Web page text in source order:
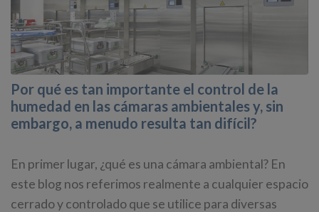
Por qué es tan importante el control de la
humedad en las cámaras ambientales y, sin
embargo, a menudo resulta tan difícil?
En primer lugar, ¿qué es una cámara ambiental? En
este blog nos referimos realmente a cualquier espacio
cerrado y controlado que se utilice para diversas